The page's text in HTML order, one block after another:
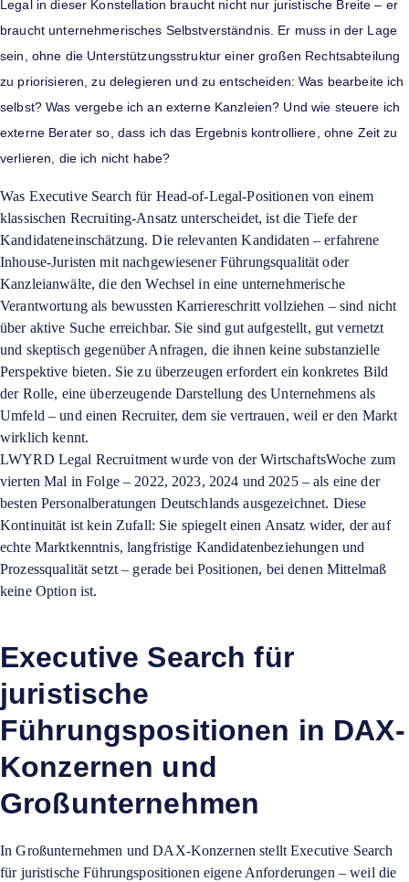
Legal in dieser Konstellation braucht nicht nur juristische Breite – er
braucht unternehmerisches Selbstverständnis. Er muss in der Lage
sein, ohne die Unterstützungsstruktur einer großen Rechtsabteilung
zu priorisieren, zu delegieren und zu entscheiden: Was bearbeite ich
selbst? Was vergebe ich an externe Kanzleien? Und wie steuere ich
externe Berater so, dass ich das Ergebnis kontrolliere, ohne Zeit zu
verlieren, die ich nicht habe?
Was Executive Search für Head-of-Legal-Positionen von einem
klassischen Recruiting-Ansatz unterscheidet, ist die Tiefe der
Kandidateneinschätzung. Die relevanten Kandidaten – erfahrene
Inhouse-Juristen mit nachgewiesener Führungsqualität oder
Kanzleianwälte, die den Wechsel in eine unternehmerische
Verantwortung als bewussten Karriereschritt vollziehen – sind nicht
über aktive Suche erreichbar. Sie sind gut aufgestellt, gut vernetzt
und skeptisch gegenüber Anfragen, die ihnen keine substanzielle
Perspektive bieten. Sie zu überzeugen erfordert ein konkretes Bild
der Rolle, eine überzeugende Darstellung des Unternehmens als
Umfeld – und einen Recruiter, dem sie vertrauen, weil er den Markt
wirklich kennt.
LWYRD Legal Recruitment wurde von der WirtschaftsWoche zum
vierten Mal in Folge – 2022, 2023, 2024 und 2025 – als eine der
besten Personalberatungen Deutschlands ausgezeichnet. Diese
Kontinuität ist kein Zufall: Sie spiegelt einen Ansatz wider, der auf
echte Marktkenntnis, langfristige Kandidatenbeziehungen und
Prozessqualität setzt – gerade bei Positionen, bei denen Mittelmaß
keine Option ist.
Executive Search für
juristische
Führungspositionen in DAX-
Konzernen und
Großunternehmen
In Großunternehmen und DAX-Konzernen stellt Executive Search
für juristische Führungspositionen eigene Anforderungen – weil die